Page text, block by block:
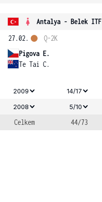
Antalya - Belek ITF
27.02.
Pigova E.
Te Tai C.
Q-2K
2009 14/17
2008
5/10
Celkem 44/73